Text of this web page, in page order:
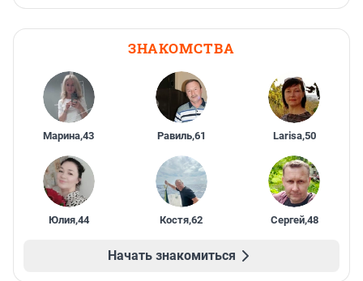
ЗНАКОМСТВА
Марина,43 Равиль,61 Larisa,50
Юлия,44 Костя,62 Сергей,48
Начать знакомиться